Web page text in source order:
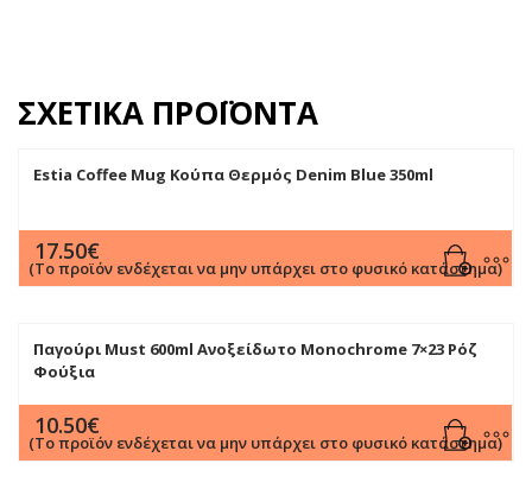
ΣΧΕΤΙΚΆ ΠΡΟΪΌΝΤΑ
Estia Coffee Mug Κούπα Θερμός Denim Blue 350ml
17.50€
(Το προϊόν ενδέχεται να μην υπάρχει στο φυσικό κατάστημα)
Παγούρι Must 600ml Ανοξείδωτο Monochrome 7×23 Ρόζ
Φούξια
10.50€
(Το προϊόν ενδέχεται να μην υπάρχει στο φυσικό κατάστημα)